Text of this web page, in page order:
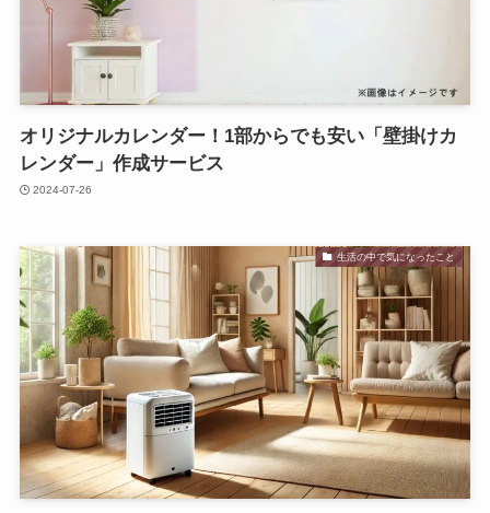
オリジナルカレンダー！1部からでも安い「壁掛けカ
レンダー」作成サービス
2024-07-26
生活の中で気になったこと